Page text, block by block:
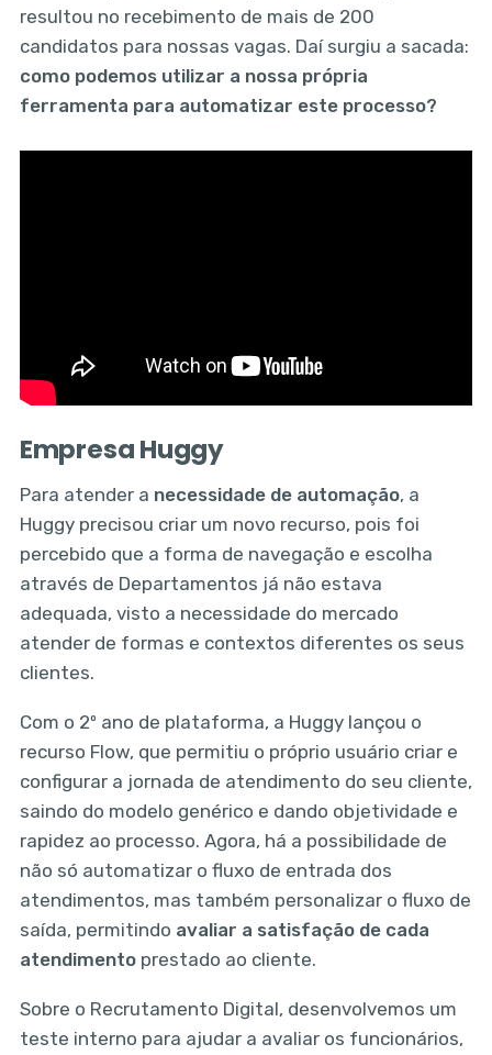
resultou no recebimento de mais de 200
candidatos para nossas vagas. Daí surgiu a sacada:
como podemos utilizar a nossa própria
ferramenta para automatizar este processo?
Empresa Huggy
Para atender a necessidade de automação, a
Huggy precisou criar um novo recurso, pois foi
percebido que a forma de navegação e escolha
através de Departamentos já não estava
adequada, visto a necessidade do mercado
atender de formas e contextos diferentes os seus
clientes.
Com o 2º ano de plataforma, a Huggy lançou o
recurso Flow, que permitiu o próprio usuário criar e
configurar a jornada de atendimento do seu cliente,
saindo do modelo genérico e dando objetividade e
rapidez ao processo. Agora, há a possibilidade de
não só automatizar o fluxo de entrada dos
atendimentos, mas também personalizar o fluxo de
saída, permitindo avaliar a satisfação de cada
atendimentoprestado ao cliente.
Sobre o Recrutamento Digital, desenvolvemos um
teste interno para ajudar a avaliar os funcionários,